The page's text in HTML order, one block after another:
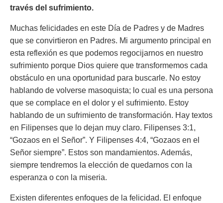
través del sufrimiento.
Muchas felicidades en este Día de Padres y de Madres
que se convirtieron en Padres. Mi argumento principal en
esta reflexión es que podemos regocijarnos en nuestro
sufrimiento porque Dios quiere que transformemos cada
obstáculo en una oportunidad para buscarle. No estoy
hablando de volverse masoquista; lo cual es una persona
que se complace en el dolor y el sufrimiento. Estoy
hablando de un sufrimiento de transformación. Hay textos
en Filipenses que lo dejan muy claro. Filipenses 3:1,
“Gozaos en el Señor”. Y Filipenses 4:4, “Gozaos en el
Señor siempre”. Estos son mandamientos. Además,
siempre tendremos la elección de quedarnos con la
esperanza o con la miseria.
Existen diferentes enfoques de la felicidad. El enfoque